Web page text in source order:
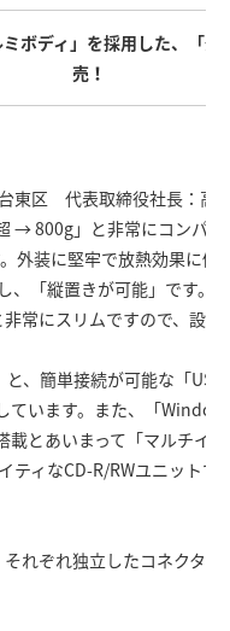
ボディ」を採用した、「
売！
東区 代表取締役社長：高
→ 800g」と非常にコンパ
外装に堅牢で放熱効果に
、「縦置きが可能」です。
にスリムですので、設置
、簡単接続が可能な「
ています。また、「
とあいまって「マルチイ
ティなCD-R/RWユニットで
れぞれ独立したコネクタ